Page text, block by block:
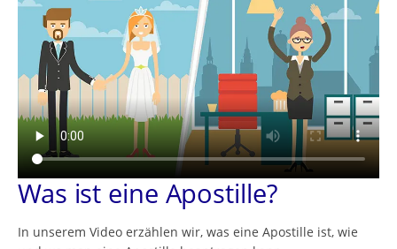
Was ist eine Apostille?
In unserem Video erzählen wir, was eine Apostille ist, wie